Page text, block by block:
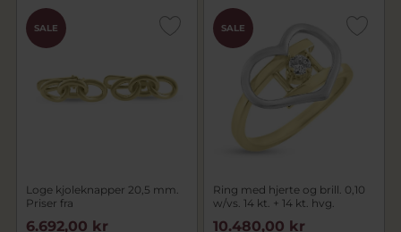
SALE
Loge kjoleknapper 20,5 mm.
Priser fra
6.692,00 kr
SALE
Ring med hjerte og brill. 0,10
w/vs. 14 kt. + 14 kt. hvg.
10.480,00 kr